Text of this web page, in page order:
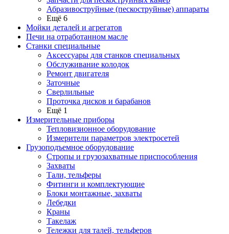
Абразивоструйные (пескоструйные) аппараты
Ещё 6
Мойки деталей и агрегатов
Печи на отработанном масле
Станки специальные
Аксессуары для станков специальных
Обслуживание колодок
Ремонт двигателя
Заточные
Сверлильные
Проточка дисков и барабанов
Ещё 1
Измерительные приборы
Тепловизионное оборудование
Измерители параметров электросетей
Грузоподъемное оборудование
Стропы и грузозахватные приспособления
Захваты
Тали, тельферы
Фитинги и комплектующие
Блоки монтажные, захваты
Лебедки
Краны
Такелаж
Тележки для талей, тельферов